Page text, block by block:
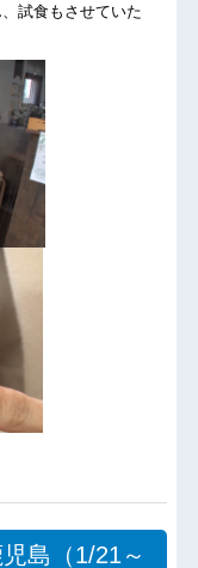
試食もさせていた
島（1/21～